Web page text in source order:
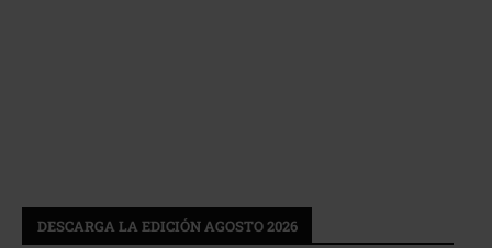
DESCARGA LA EDICIÓN AGOSTO 2026